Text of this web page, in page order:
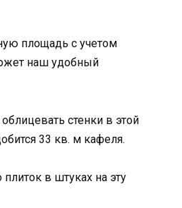
площадь с учетом
наш удобный
стенки в этой
33 кв. м кафеля.
в штуках на эту